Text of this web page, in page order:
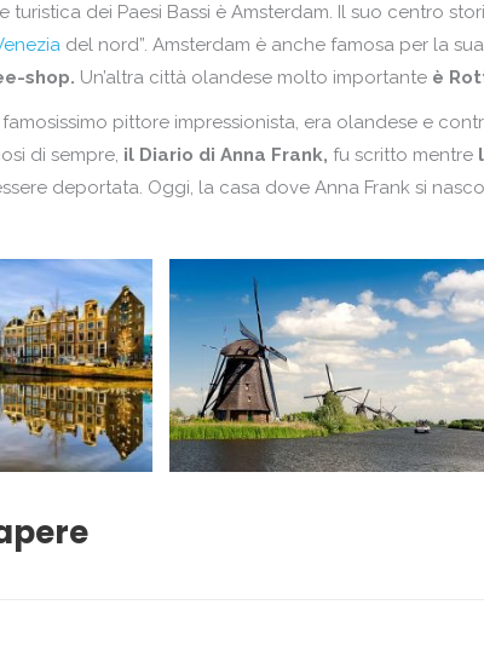
turistica dei Paesi Bassi è Amsterdam. Il suo centro
del nord”. Amsterdam è anche famosa per la
shop. Un’altra città olandese molto importante è
famosissimo pittore impressionista, era olandese e
di sempre, il Diario di Anna Frank, fu scritto mentre
deportata. Oggi, la casa dove Anna Frank si